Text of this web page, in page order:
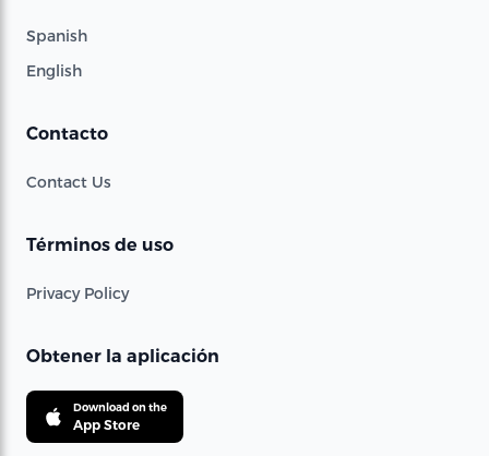
Spanish
English
Contacto
Contact Us
Términos de uso
Privacy Policy
Obtener la aplicación
Download on the
App Store